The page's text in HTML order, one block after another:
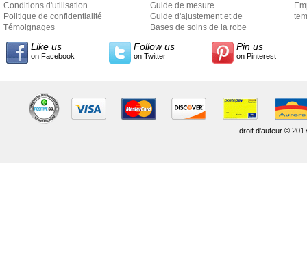
Conditions d'utilisation
Politique de confidentialité
Témoignages
Guide de mesure
Guide d'ajustement et de
style
Bases de soins de la robe
Like us
on Facebook
Follow us
on Twitter
Pin us
on Pinterest
droit d'auteur ©